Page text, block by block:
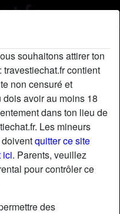
souhaitons attirer ton
contient
non censuré et
avoir au moins 18
dans ton lieu de
Les mineurs
quitter ce site
ici. Parents, veuillez
pour contrôler ce
des